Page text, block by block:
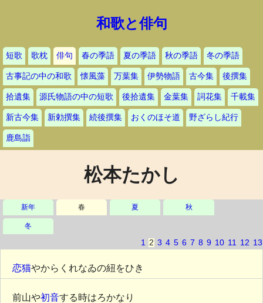
和歌と俳句
短歌 歌枕 俳句 春の季語 夏の季語 秋の季語 冬の季語
古事記の中の和歌 懐風藻 万葉集 伊勢物語 古今集 後撰集
拾遺集 源氏物語の中の短歌 後拾遺集 金葉集 詞花集 千載集
新古今集 新勅撰集 続後撰集 おくのほそ道 野ざらし紀行
鹿島詣
松本たかし
新年 春 夏 秋
冬
1 2 3 4 5 6 7 8 9 10 11 12 13
恋猫やからくれなゐの紐をひき
前山や初音する時はろかなり